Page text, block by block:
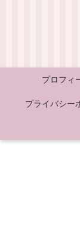
プロフィ
プライバシー